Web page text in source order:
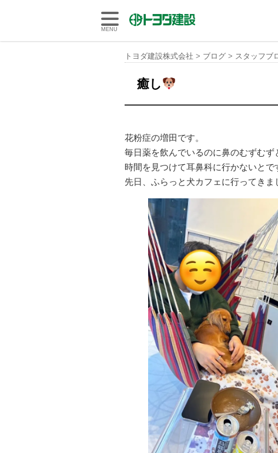
トヨダ建設株式会社
MENU
トヨダ建設株式会社 > ブログ > スタッフブ
癒し
花粉症の増田です。
毎日薬を飲んでいるのに鼻のむずむ
時間を見つけて耳鼻科に行かないとで
先日、ふらっと犬カフェに行ってきま